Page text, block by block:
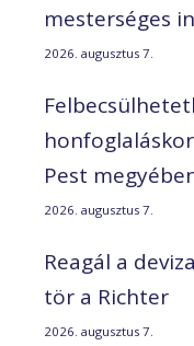
mesterséges
2026. augusztus 7.
Pest
2026. augusztus 7.
Reagál a
tör a Richter
2026. augusztus 7.